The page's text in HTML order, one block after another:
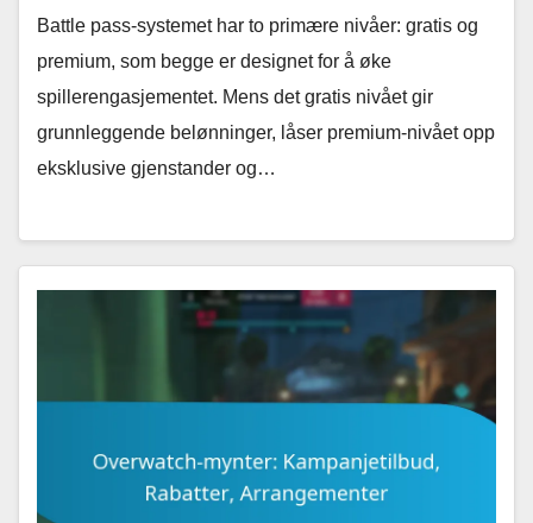
Battle pass-systemet har to primære nivåer: gratis og
premium, som begge er designet for å øke
spillerengasjementet. Mens det gratis nivået gir
grunnleggende belønninger, låser premium-nivået opp
eksklusive gjenstander og…